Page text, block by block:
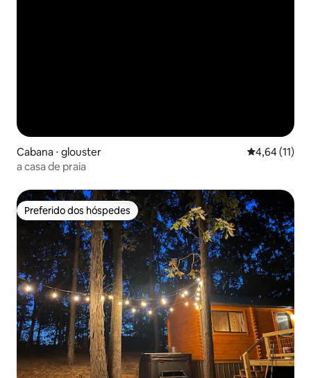
Cabana ⋅ glouster 4,64 de uma
4,64 (11)
a casa de praia
Preferido dos hóspedes
Preferido dos hóspedes